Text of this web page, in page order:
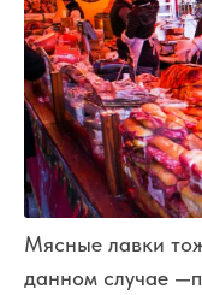
Мясные лавки
данном случае —